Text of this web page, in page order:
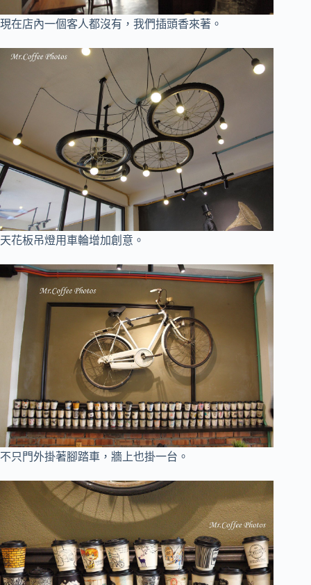
現在店內一個客人都沒有，我們插頭香來著。
天花板吊燈用車輪增加創意。
不只門外掛著腳踏車，牆上也掛一台。